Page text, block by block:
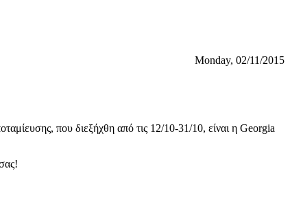
Monday, 02/11/2015
που διεξήχθη από τις 12/10-31/10, είναι η Georgia